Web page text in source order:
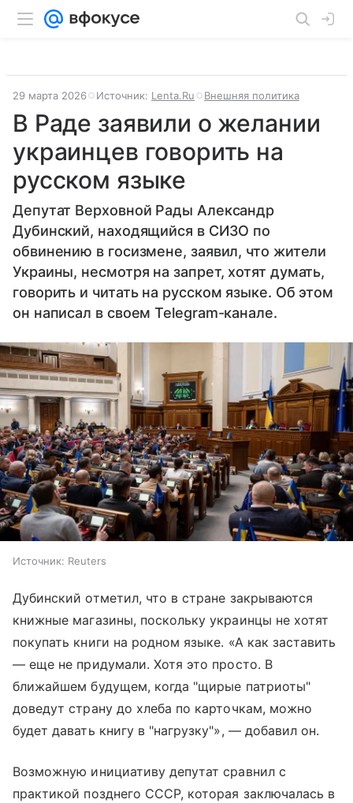
29 марта 2026 Источник: Lenta.Ru Внешняя политика
В Раде заявили о желании
украинцев говорить на
русском языке
Депутат Верховной Рады Александр
Дубинский, находящийся в СИЗО по
обвинению в госизмене, заявил, что жители
Украины, несмотря на запрет, хотят думать,
говорить и читать на русском языке. Об этом
он написал в своем Telegram-канале.
Источник: Reuters
Дубинский отметил, что в стране закрываются
книжные магазины, поскольку украинцы не хотят
покупать книги на родном языке. «А как заставить
— еще не придумали. Хотя это просто. В
ближайшем будущем, когда "щирые патриоты"
доведут страну до хлеба по карточкам, можно
будет давать книгу в "нагрузку"», — добавил он.
Возможную инициативу депутат сравнил с
практикой позднего СССР, которая заключалась в